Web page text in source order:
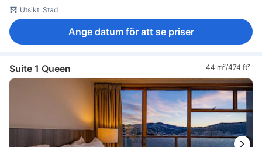
Utsikt: Stad
Ange datum för att se priser
Suite 1 Queen 44 m²/474 ft²